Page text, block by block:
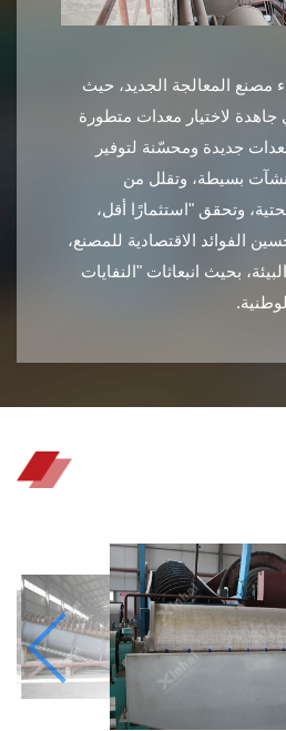
مصنع المعالجة الجديد، حيث
لاختيار معدات متطورة
جديدة ومحسّنة لتوفير
بسيطة، وتقلل من
وتحقق "استثمارًا أقل،
الفوائد الاقتصادية للمصنع،
بحيث انبعاثات "النفايات